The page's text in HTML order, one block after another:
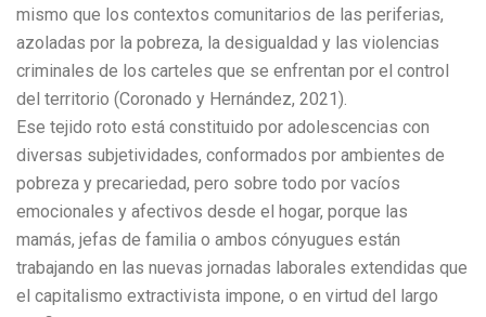
mismo que los contextos comunitarios de las periferias,
azoladas por la pobreza, la desigualdad y las violencias
criminales de los carteles que se enfrentan por el control
del territorio (Coronado y Hernández, 2021).
Ese tejido roto está constituido por adolescencias con
diversas subjetividades, conformados por ambientes de
pobreza y precariedad, pero sobre todo por vacíos
emocionales y afectivos desde el hogar, porque las
mamás, jefas de familia o ambos cónyugues están
trabajando en las nuevas jornadas laborales extendidas que
el capitalismo extractivista impone, o en virtud del largo